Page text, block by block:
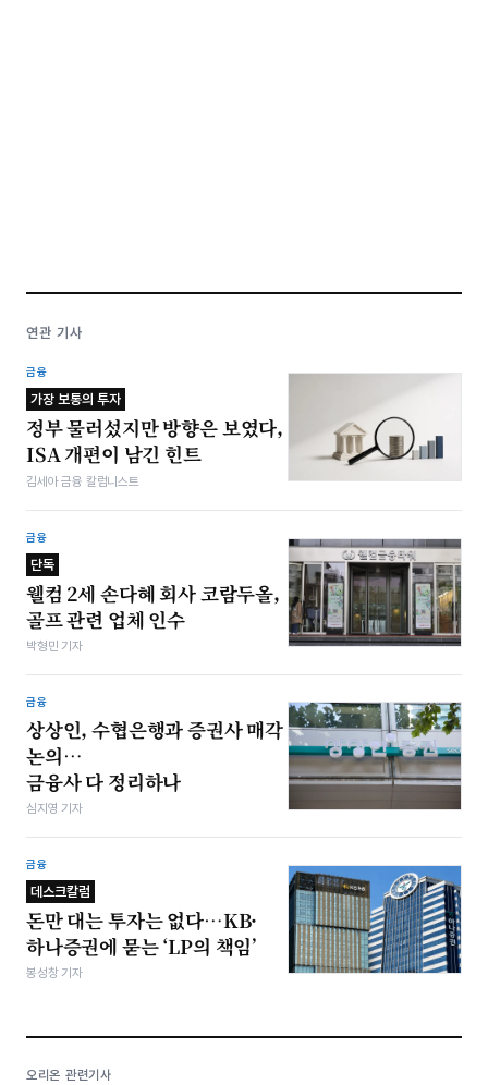
연관 기사
금융
가장 보통의 투자
정부 물러섰지만 방향은 보였다,
ISA 개편이 남긴 힌트
김세아 금융 칼럼니스트
금융
단독
웰컴 2세 손다혜 회사 코람두올,
골프 관련 업체 인수
박형민 기자
금융
상상인, 수협은행과 증권사 매각
논의…
금융사 다 정리하나
심지영 기자
금융
데스크칼럼
돈만 대는 투자는 없다…KB·
하나증권에 묻는 ‘LP의 책임’
봉성창 기자
오리온 관련기사